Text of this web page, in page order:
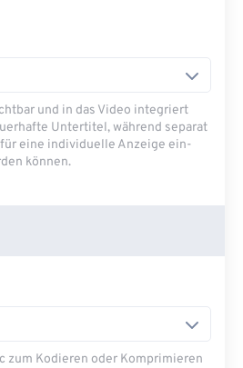
und in das Video integriert
Untertitel, während separat
eine individuelle Anzeige ein-
können.
zum Kodieren oder Komprimieren